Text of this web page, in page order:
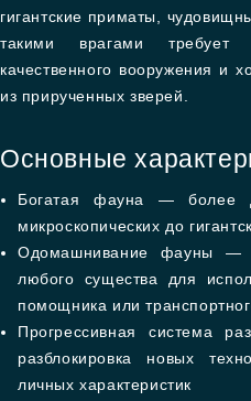
гигантские приматы,
такими врагами требует
качественного вооружения и
из прирученных зверей.
Основные
Богатая фауна — более
микроскопических до
Одомашнивание фауны —
любого существа для
помощника или
Прогрессивная система
разблокировка новых
личных характеристик